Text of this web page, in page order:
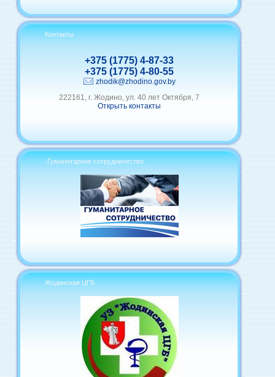
Контакты
+375 (1775) 4-87-33
+375 (1775) 4-80-55
zhodik@zhodino.gov.by
222161, г. Жодино, ул. 40 лет Октября, 7
Открыть контакты
-Гуманитарное сотрудничество
Жодинская ЦГБ